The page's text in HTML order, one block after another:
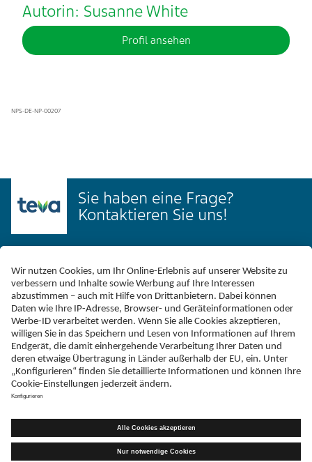
Autorin: Susanne White
Profil ansehen
NPS-DE-NP-00207
Sie haben eine Frage?
Kontaktieren Sie uns!
Schreiben Sie uns
Sie haben Nebenwirkungen entdeckt?
hier melden.
Telefax
+49 (0)731 402 - 78 32
Adresse
D-89079 Ulm